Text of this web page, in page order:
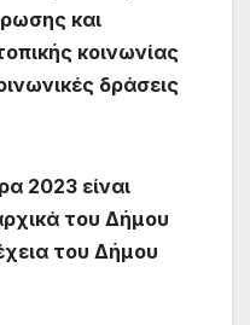
και
κοινωνίας
δράσεις
2023 είναι
του Δήμου
του Δήμου